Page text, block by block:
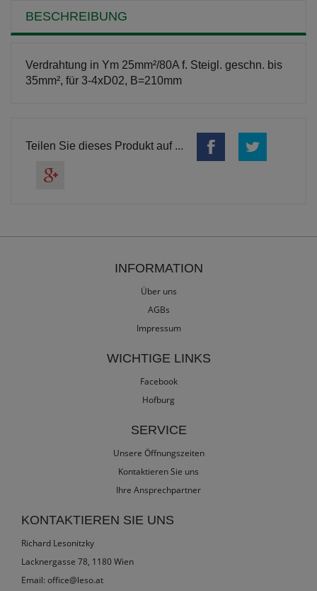
BESCHREIBUNG
Verdrahtung in Ym 25mm²/80A f. Steigl. geschn. bis
35mm², für 3-4xD02, B=210mm
Teilen Sie dieses Produkt auf ...
INFORMATION
Über uns
AGBs
Impressum
WICHTIGE LINKS
Facebook
Hofburg
SERVICE
Unsere Öffnungszeiten
Kontaktieren Sie uns
Ihre Ansprechpartner
KONTAKTIEREN SIE UNS
Richard Lesonitzky
Lacknergasse 78, 1180 Wien
Email: office@leso.at